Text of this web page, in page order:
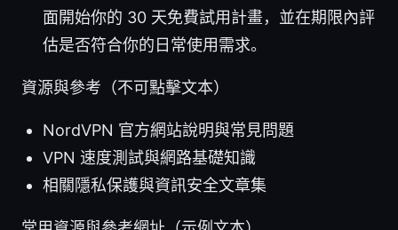
面開始你的 30 天免費試用計畫，並在期限內評
估是否符合你的日常使用需求。
資源與參考（不可點擊文本）
NordVPN 官方網站說明與常見問題
VPN 速度測試與網路基礎知識
相關隱私保護與資訊安全文章集